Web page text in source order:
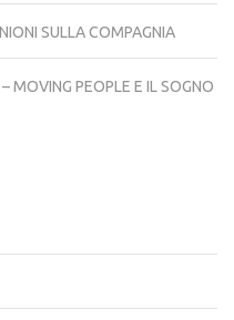
SULLA COMPAGNIA
MOVING PEOPLE E IL SOGNO